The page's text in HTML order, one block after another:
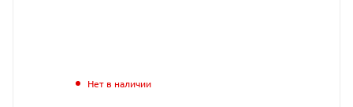
https://
по
Нет в наличии